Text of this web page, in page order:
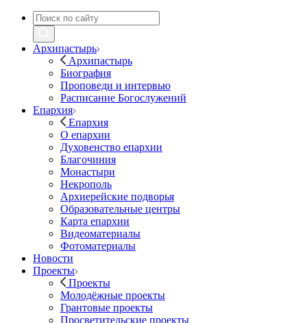
Архипастырь
Архипастырь
Биография
Проповеди и интервью
Расписание Богослужений
Епархия
Епархия
О епархии
Духовенство епархии
Благочиния
Монастыри
Некрополь
Архиерейские подворья
Образовательные центры
Карта епархии
Видеоматериалы
Фотоматериалы
Новости
Проекты
Проекты
Молодёжные проекты
Грантовые проекты
Просветительские проекты